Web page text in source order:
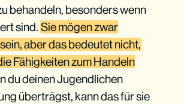
behandeln, besonders wenn
sind. Sie mögen zwar
aber das bedeutet nicht,
Fähigkeiten zum Handeln
du deinen Jugendlichen
überträgst, kann das für sie